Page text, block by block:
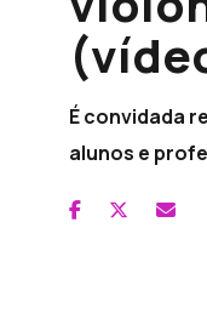
É convidada
alunos e